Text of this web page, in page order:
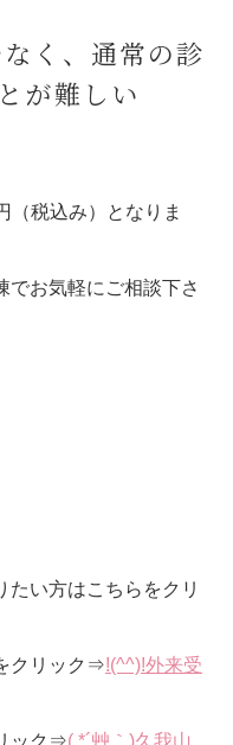
く、通常の診
が難しい
（税込み）となりま
でお気軽にご相談下さ
たい方はこちらをクリ
クリック⇒!(^^)!外来受
ック⇒( *´艸｀)久我山